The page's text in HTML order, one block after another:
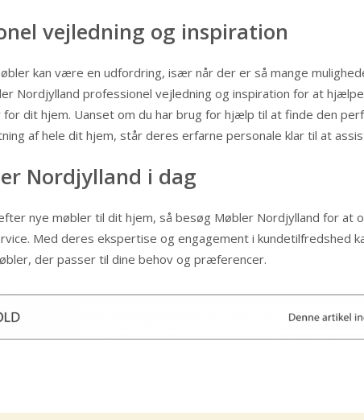
vejledning og inspiration
kan være en udfordring, især når der er så mange
Nordjylland professionel vejledning og inspiration for at
dit hjem. Uanset om du har brug for hjælp til at finde den
af hele dit hjem, står deres erfarne personale klar til at
Nordjylland i dag
nye møbler til dit hjem, så besøg Møbler Nordjylland for at
Med deres ekspertise og engagement i kundetilfredshed
der passer til dine behov og præferencer.